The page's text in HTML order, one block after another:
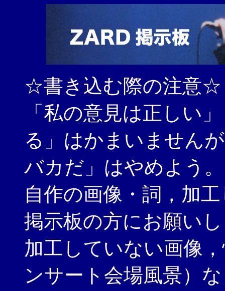
☆書き込む際の注意☆
「私の意見は正しい
る」はかまいません
バカだ」はやめよう。
自作の画像・詞，加
掲示板の方にお願い
加工していない画像
ンサート会場風景）